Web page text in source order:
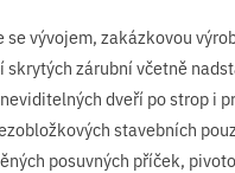
se vývojem, zakázkovou
skrytých zárubní včetně
dveří po strop i
stavebních
posuvných příček,